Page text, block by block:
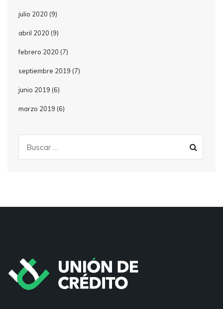
julio 2020 (9)
abril 2020 (9)
febrero 2020 (7)
septiembre 2019 (7)
junio 2019 (6)
marzo 2019 (6)